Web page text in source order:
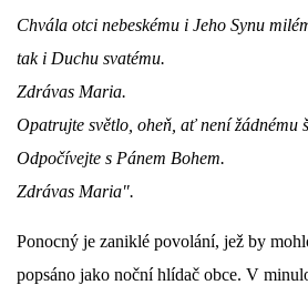
Kontakt:
Chvála otci nebeskému i Jeho Synu
tak i Duchu svatému.
Zdrávas Maria.
Opatrujte světlo, oheň, ať není žádnému
Odpočívejte s Pánem Bohem.
Zdrávas Maria".
Ponocný je zaniklé povolání, jež by
popsáno jako noční hlídač obce. V